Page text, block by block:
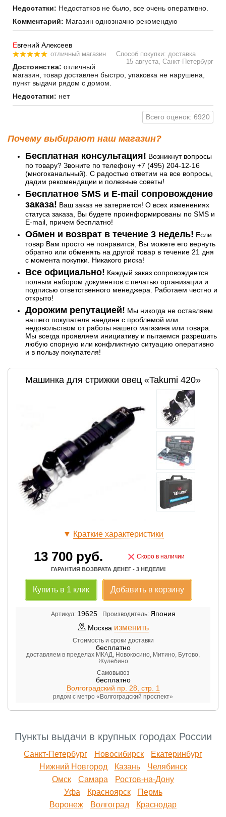
Недостатки: Недостатков не было, все очень оперативно.
Комментарий: Магазин однозначно рекомендую
Евгений Алексеев
отличный магазин
Способ покупки: доставка
15 августа, Санкт-Петербург
Достоинства: отличный
магазин, товар доставлен быстро, упаковка не нарушена,
пункт выдачи рядом с домом.
Недостатки: нет
Всего оценок: 6920
Почему выбирают наш магазин?
Бесплатная консультация! Возникнут вопросы
по товару? Звоните по телефону +7 (495) 204-12-16
(многоканальный). С радостью ответим на все вопросы,
дадим рекомендации и полезные советы!
Бесплатное SMS и E-mail сопровождение
заказа! Ваш заказ не затеряется! О всех изменениях
статуса заказа, Вы будете проинформированы по SMS и
E-mail, причем бесплатно!
Обмен и возврат в течение 3 недель! Если
товар Вам просто не понравится, Вы можете его вернуть
обратно или обменять на другой товар в течение 21 дня
с момента покупки. Никакого риска!
Все официально! Каждый заказ сопровождается
полным набором документов с печатью организации и
подписью ответственного менеджера. Работаем честно и
открыто!
Дорожим репутацией! Мы никогда не оставляем
нашего покупателя наедине с проблемой или
недовольством от работы нашего магазина или товара.
Мы всегда проявляем инициативу и пытаемся разрешить
любую спорную или конфликтную ситуацию оперативно
и в пользу покупателя!
Машинка для стрижки овец «Takumi 420»
▼ Краткие характеристики
13 700 руб. × Скоро в наличии
ГАРАНТИЯ ВОЗВРАТА ДЕНЕГ - 3 НЕДЕЛИ!
Купить в 1 клик Добавить в корзину
Артикул: 19625 Производитель: Япония
Москва изменить
Стоимость и сроки доставки
бесплатно
доставляем в пределах МКАД, Новокосино, Митино, Бутово,
Жулебино
Самовывоз
бесплатно
Волгоградский пр. 28, стр. 1
рядом с метро «Волгоградский проспект»
Пункты выдачи в крупных городах России
Санкт-Петербург Новосибирск
Екатеринбург
Нижний Новгород
Казань
Челябинск
Омск
Самара
Ростов-на-Дону
Уфа
Красноярск
Пермь
Воронеж
Волгоград Краснодар